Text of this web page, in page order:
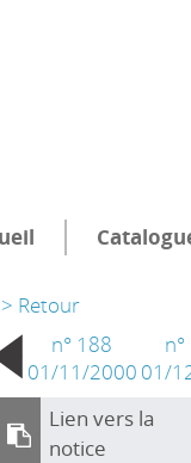
Retour
n° 188
01/11/2000 01/
Lien vers la
notice